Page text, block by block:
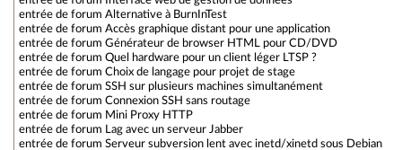
entrée de forum Alternative à BurnInTest
entrée de forum Accès graphique distant pour une application
entrée de forum Générateur de browser HTML pour CD/DVD
entrée de forum Quel hardware pour un client léger LTSP ?
entrée de forum Choix de langage pour projet de stage
entrée de forum SSH sur plusieurs machines simultanément
entrée de forum Connexion SSH sans routage
entrée de forum Mini Proxy HTTP
entrée de forum
Lag avec un serveur Jabber
entrée de forum Serveur subversion lent avec inetd/xinetd sous Debian